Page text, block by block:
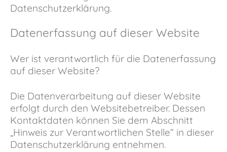
Datenschutzerklärung.
Datenerfassung auf dieser Website
Wer ist verantwortlich für die Datenerfassung
auf dieser Website?
Die Datenverarbeitung auf dieser Website
erfolgt durch den Websitebetreiber. Dessen
Kontaktdaten können Sie dem Abschnitt
„Hinweis zur Verantwortlichen Stelle“ in dieser
Datenschutzerklärung entnehmen.